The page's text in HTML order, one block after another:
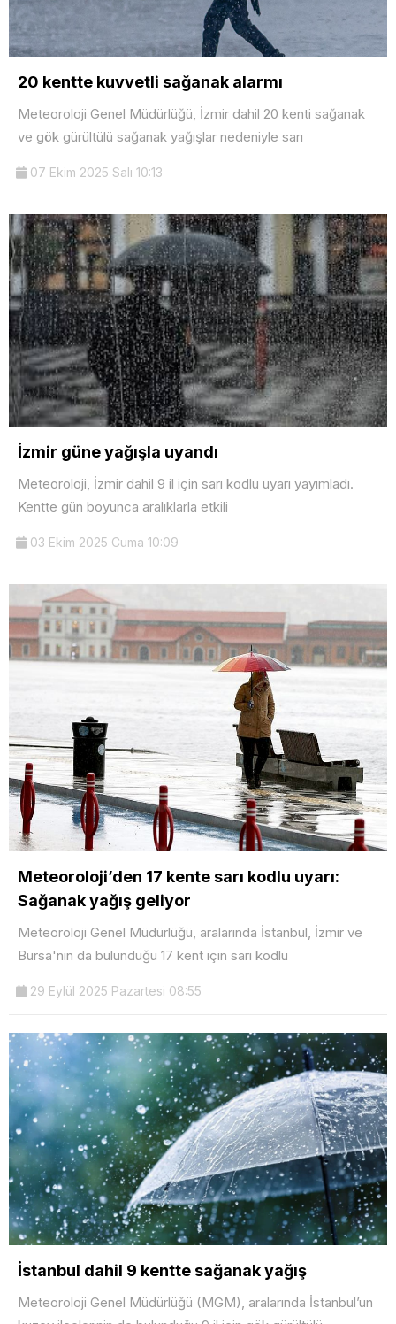
20 kentte kuvvetli sağanak alarmı
Meteoroloji Genel Müdürlüğü, İzmir dahil 20 kenti sağanak
ve gök gürültülü sağanak yağışlar nedeniyle sarı
07 Ekim 2025 Salı 10:13
İzmir güne yağışla uyandı
Meteoroloji, İzmir dahil 9 il için sarı kodlu uyarı yayımladı.
Kentte gün boyunca aralıklarla etkili
03 Ekim 2025 Cuma 10:09
Meteoroloji’den 17 kente sarı kodlu uyarı:
Sağanak yağış geliyor
Meteoroloji Genel Müdürlüğü, aralarında İstanbul, İzmir ve
Bursa'nın da bulunduğu 17 kent için sarı kodlu
29 Eylül 2025 Pazartesi 08:55
İstanbul dahil 9 kentte sağanak yağış
Meteoroloji Genel Müdürlüğü (MGM), aralarında İstanbul’un